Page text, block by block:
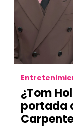
¿Tom
portada